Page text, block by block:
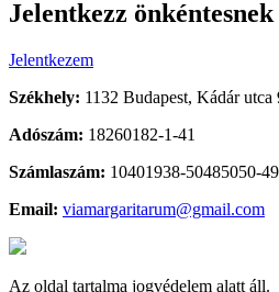
Jelentkezz önkéntesnek
Jelentkezem
Székhely: 1132 Budapest, Kádár
Adószám: 18260182-1-41
Számlaszám: 10401938-50485050-
Email: viamargaritarum@gmail.com
Az oldal tartalma jogvédelem alatt áll.